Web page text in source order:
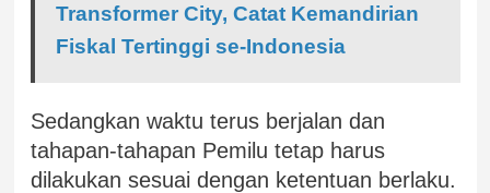
Transformer City, Catat Kemandirian
Fiskal Tertinggi se-Indonesia
Sedangkan waktu terus berjalan dan
tahapan-tahapan Pemilu tetap harus
dilakukan sesuai dengan ketentuan berlaku.